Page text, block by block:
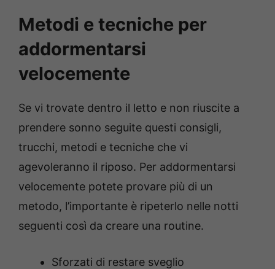
Metodi e tecniche per
addormentarsi
velocemente
Se vi trovate dentro il letto e non riuscite a
prendere sonno seguite questi consigli,
trucchi, metodi e tecniche che vi
agevoleranno il riposo. Per addormentarsi
velocemente potete provare più di un
metodo, l’importante è ripeterlo nelle notti
seguenti così da creare una routine.
Sforzati di restare sveglio